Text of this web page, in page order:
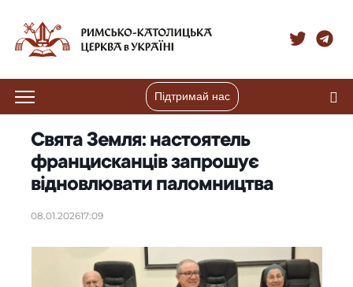
Підтримай нас
Свята Земля: настоятель
францисканців запрошує
відновлювати паломництва
08.01.202617:09